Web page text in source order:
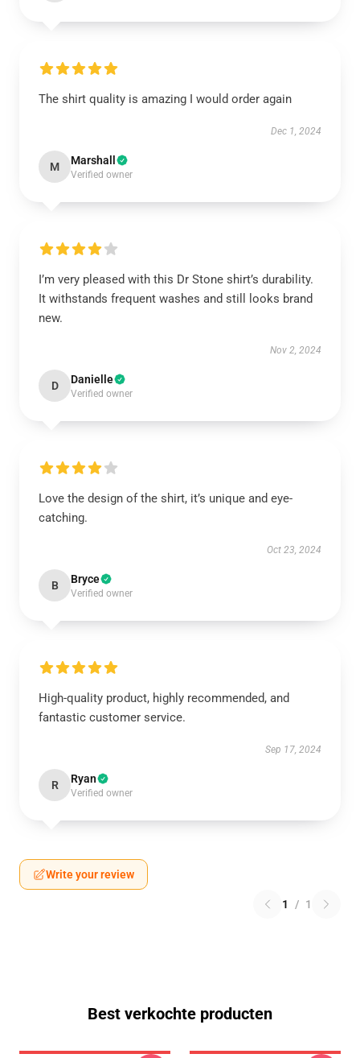
The shirt quality is amazing I would order again
Dec 1, 2024
M Marshall
Verified owner
I’m very pleased with this Dr Stone shirt’s durability.
It withstands frequent washes and still looks brand
new.
Nov 2, 2024
D Danielle
Verified owner
Love the design of the shirt, it’s unique and eye-
catching.
Oct 23, 2024
B Bryce
Verified owner
High-quality product, highly recommended, and
fantastic customer service.
Sep 17, 2024
R Ryan
Verified owner
Write your review
1 / 1
Best verkochte producten